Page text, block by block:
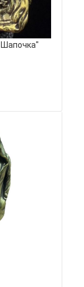
Шапочка"